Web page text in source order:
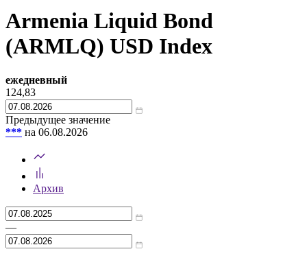
Armenia Liquid Bond
(ARMLQ) USD Index
ежедневный
124,83
Предыдущее значение
*** на 06.08.2026
Архив
—